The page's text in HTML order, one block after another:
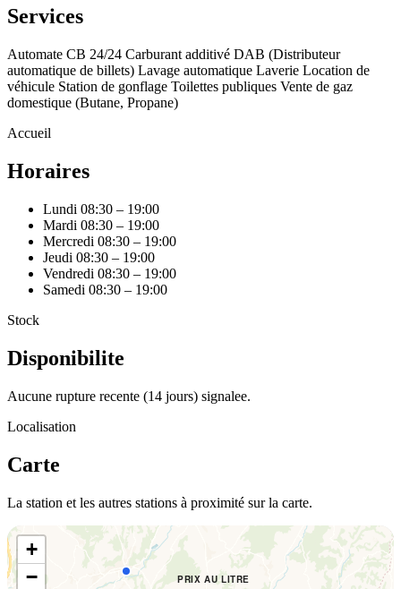
Services
Automate CB 24/24 Carburant additivé DAB (Distributeur
automatique de billets) Lavage automatique Laverie Location de
véhicule Station de gonflage Toilettes publiques Vente de gaz
domestique (Butane, Propane)
Accueil
Horaires
Lundi 08:30 – 19:00
Mardi 08:30 – 19:00
Mercredi 08:30 – 19:00
Jeudi 08:30 – 19:00
Vendredi 08:30 – 19:00
Samedi 08:30 – 19:00
Stock
Disponibilite
Aucune rupture recente (14 jours) signalee.
Localisation
Carte
La station et les autres stations à proximité sur la carte.
PRIX AU LITRE
+
−